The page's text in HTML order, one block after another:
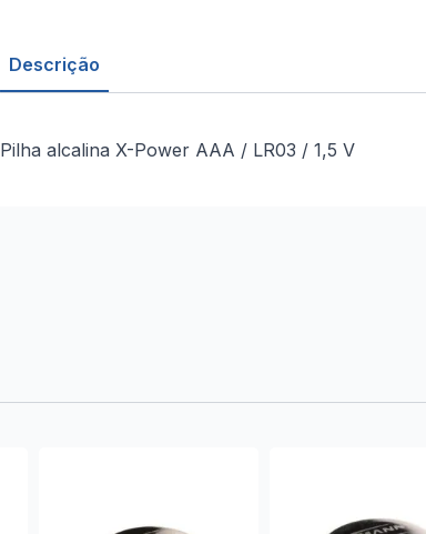
Descrição
Pilha alcalina X-Power AAA / LR03 / 1,5 V